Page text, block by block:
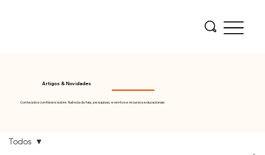
Artigos & Novidades
Conteúdos confiáveis sobre fluência da fala, pesquisas, eventos e recursos educacionais
Todos